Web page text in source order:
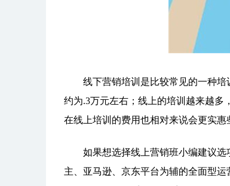
线下营销培训是比较常见的一种培
约为.3万元左右；线上的培训越来越多
在线上培训的费用也相对来说会更实惠
如果想选择线上营销班小编建议选
主、亚马逊、京东平台为辅的全面型